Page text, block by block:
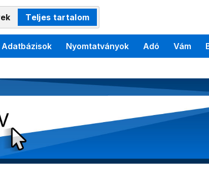
Teljes tartalom
Adatbázisok Nyomtatványok Adó Vám